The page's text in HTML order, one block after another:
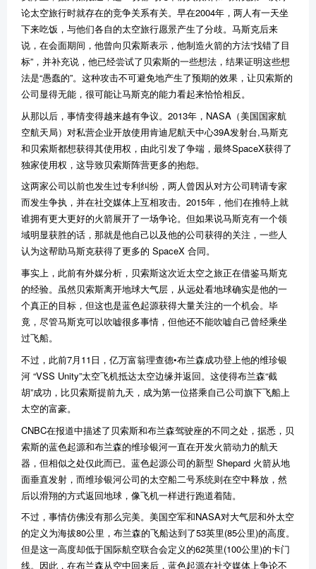
论太空旅行时就存在的竞争关系有关。早在2004年，两人有一天坐
下来吃饭，与他们各自的太空旅行愿景产生了分歧。马斯克后来
说，在会面期间，他曾向贝索斯表示，他制造火箭的方法“找错了目
标”，并补充说，他已经尝试了贝索斯的一些想法，结果证明这些想
法是“愚蠢的”。这种攻击不可避免地产生了预期的效果，让贝索斯的
公司显得无能，很可能让马斯克的能力看起来恰恰相反。
从那以后，事情变得越来越有争议。2013年，NASA（美国国家航
空航天局）对私营企业开放使用肯迪尼航天中心39A发射台,马斯克
和贝索斯都想获得其使用权，由此引发了争端，最终SpaceX获得了
独家使用权，这导致贝索斯阵营更多的抱怨。
这两家公司以前也发生过专利纠纷，两人曾因从对方公司聘请专家
而发生争执，并在社交媒体上互相攻击。2015年，他们在推特上就
谁拥有更大更好的火箭展开了一场争论。但如果说马斯克有一个领
域明显获胜的话，那就是他自己以及他的公司获得的关注，一些人
认为这帮助马斯克获得了更多的 SpaceX 合同。
事实上，此前有外媒分析，贝索斯这次近太空之旅正在借鉴马斯克
的经验。虽然贝索斯离开地球大气层，从远处看地球确实是他的一
个真正的目标，但这也是蓝色起源获得大量关注的一个机会。毕
竟，尽管马斯克可以吹嘘很多事情，但他还不能吹嘘自己曾经乘坐
过飞船。
不过，此前7月11日，亿万富翁理查德•布兰森成功登上他的维珍银
河 “VSS Unity”太空飞机抵达太空边缘并返回。这使得布兰森“截
胡”成功，比贝索斯提前九天，成为第一位搭乘自己公司旗下飞船上
太空的富豪。
CNBC在报道中描述了贝索斯和布兰森驾驶座的不同之处，据悉，贝
索斯的蓝色起源和布兰森的维珍银河一直在开发火箭动力的航天
器，但相似之处仅此而已。蓝色起源公司的新型 Shepard 火箭从地
面垂直发射，而维珍银河公司的太空船二号系统则在空中释放，然
后以滑翔的方式返回地球，像飞机一样进行跑道着陆。
不过，事情仿佛没有那么完美。美国空军和NASA对大气层和外太空
的定义为海拔80公里，布兰森的飞船达到了53英里(85公里)的高度。
但是这一高度却低于国际航空联合会定义的62英里(100公里)的卡门
线。因此，在布兰森从空中回来后，蓝色起源在社交媒体上争论不